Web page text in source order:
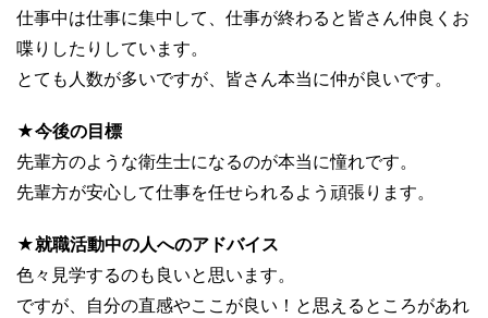
仕事中は仕事に集中して、仕事が終わると皆さん仲良くお
喋りしたりしています。
とても人数が多いですが、皆さん本当に仲が良いです。
★今後の目標
先輩方のような衛生士になるのが本当に憧れです。
先輩方が安心して仕事を任せられるよう頑張ります。
★就職活動中の人へのアドバイス
色々見学するのも良いと思います。
ですが、自分の直感やここが良い！と思えるところがあれ